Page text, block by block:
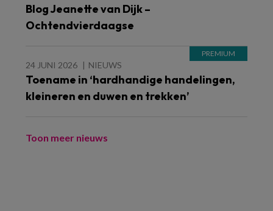
Blog Jeanette van Dijk –
Ochtendvierdaagse
24 JUNI 2026 NIEUWS
Toename in ‘hardhandige handelingen,
kleineren en duwen en trekken’
Toon meer nieuws